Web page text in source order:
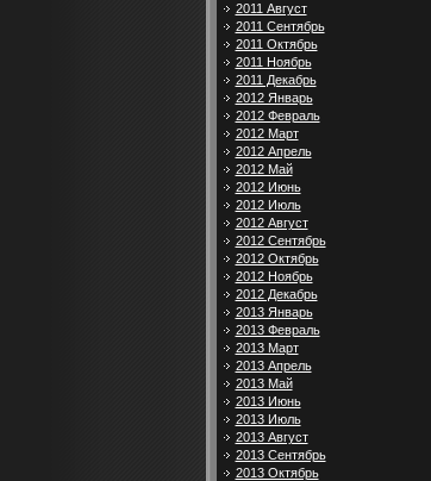
2011 Август
2011 Сентябрь
2011 Октябрь
2011 Ноябрь
2011 Декабрь
2012 Январь
2012 Февраль
2012 Март
2012 Апрель
2012 Май
2012 Июнь
2012 Июль
2012 Август
2012 Сентябрь
2012 Октябрь
2012 Ноябрь
2012 Декабрь
2013 Январь
2013 Февраль
2013 Март
2013 Апрель
2013 Май
2013 Июнь
2013 Июль
2013 Август
2013 Сентябрь
2013 Октябрь